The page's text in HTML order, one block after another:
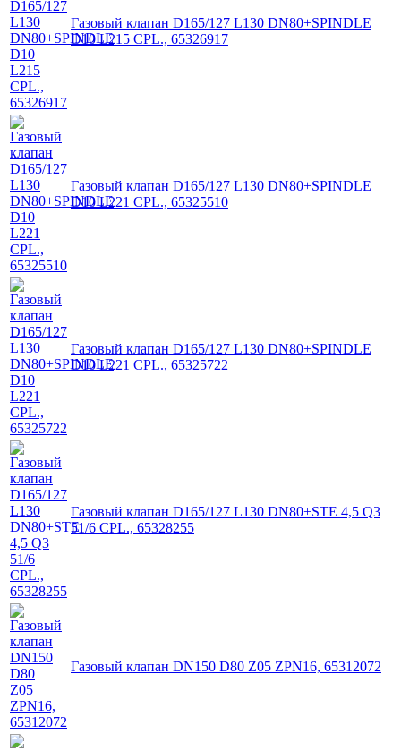
Газовый клапан D165/127 L130 DN80+SPINDLE
D10 L215 CPL., 65326917
Газовый клапан D165/127 L130 DN80+SPINDLE
D10 L221 CPL., 65325510
Газовый клапан D165/127 L130 DN80+SPINDLE
D10 L221 CPL., 65325722
Газовый клапан D165/127 L130 DN80+STE 4,5 Q3
51/6 CPL., 65328255
Газовый клапан DN150 D80 Z05 ZPN16, 65312072